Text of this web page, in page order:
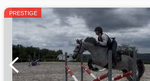
PRESTIGE